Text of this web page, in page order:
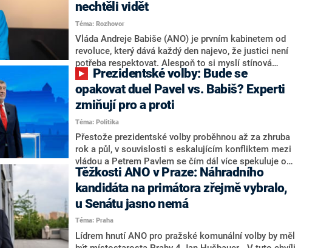
Oblíbeným tipem samotných sázkařů je poslanec za
Motoristy Filip Turek. Politolog Jan Kubáček nicméně
o případné kandidatuře kohokoliv ze zmíněné trojice
značně pochybuje. Podle něj současná koalice dosud
nemá osobu, která by Pavlovi mohla konkurovat.
nechtěli vidět
Téma: Rozhovor
Vláda Andreje Babiše (ANO) je prvním kabinetem od
revoluce, který dává každý den najevo, že justici není
potřeba respektovat. Alespoň to si myslí stínová
ministryně spravedlnosti ODS Eva Decroix. V
rozhovoru pro CNN Prima NEWS si nebrala servítky
ohledně politického výkonu svého nástupce Jeronýma
Tejce (za ANO) či vládní zmocněnkyně pro lidská
práva Taťány Malé (ANO). Označením „svoloč“ na
adresu vlády prý byla ještě hodná. Decroix se také
vrátila k volební porážce koalice Spolu či promluvila o
hnutí Naše Česko Martina Kuby.
opakovat duel Pavel vs. Babiš? Experti
zmiňují pro a proti
Téma: Politika
Přestože prezidentské volby proběhnou až za zhruba
rok a půl, v souvislosti s eskalujícím konfliktem mezi
vládou a Petrem Pavlem se čím dál více spekuluje o
tom, koho by do bitvy o Hrad mohla vyslat současná
koalice. Někteří političtí komentátoři znovu vytahují
jméno premiéra Andreje Babiše (ANO). Jak moc je
pravděpodobné, že se v prezidentských volbách 2028
bude znovu opakovat souboj z roku 2023?
Těžkosti ANO v Praze: Náhradního
kandidáta na primátora zřejmě vybralo,
u Senátu jasno nemá
Téma: Praha
Lídrem hnutí ANO pro pražské komunální volby by měl